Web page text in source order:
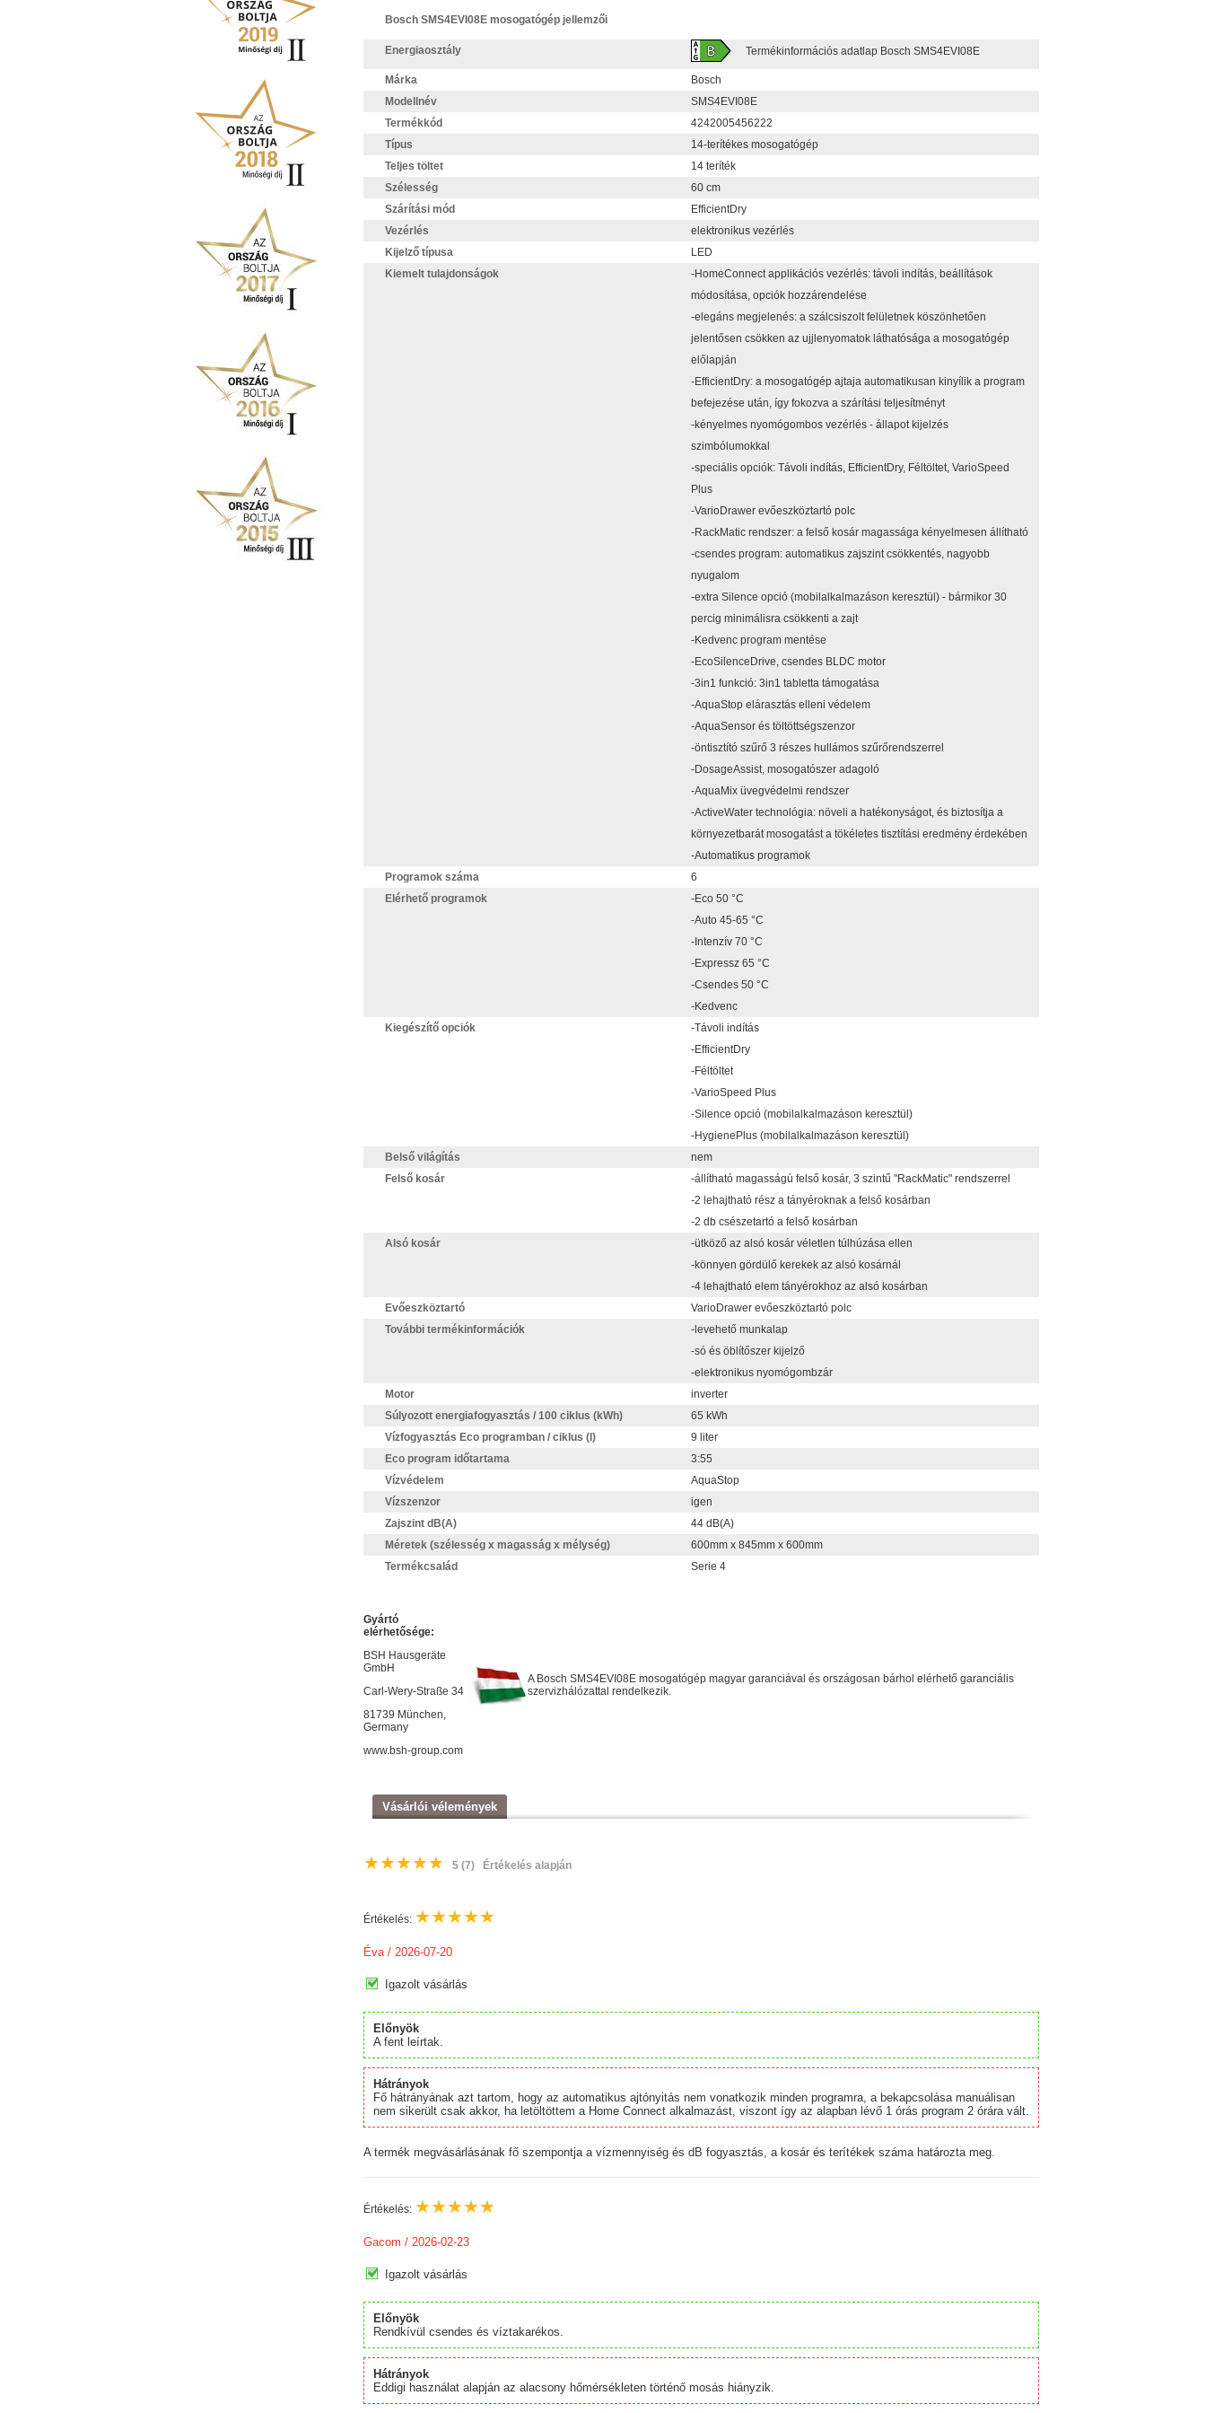
Bosch SMS4EVI08E mosogatógép jellemzői
Energiaosztály Termékinformációs adatlap Bosch SMS4EVI08E
Márka
Bosch
Modellnév
SMS4EVI08E
Termékkód
4242005456222
Típus
14-terítékes mosogatógép
Teljes töltet
14 teríték
Szélesség
60 cm
Szárítási mód
EfficientDry
Vezérlés
elektronikus vezérlés
Kijelző típusa
LED
Kiemelt tulajdonságok
-HomeConnect applikációs vezérlés: távoli indítás, beállítások
módosítása, opciók hozzárendelése
-elegáns megjelenés: a szálcsiszolt felületnek köszönhetően
jelentősen csökken az ujjlenyomatok láthatósága a mosogatógép
előlapján
-EfficientDry: a mosogatógép ajtaja automatikusan kinyílik a program
befejezése után, így fokozva a szárítási teljesítményt
-kényelmes nyomógombos vezérlés - állapot kijelzés
szimbólumokkal
-speciális opciók: Távoli indítás, EfficientDry, Féltöltet, VarioSpeed
Plus
-VarioDrawer evőeszköztartó polc
-RackMatic rendszer: a felső kosár magassága kényelmesen állítható
-csendes program: automatikus zajszint csökkentés, nagyobb
nyugalom
-extra Silence opció (mobilalkalmazáson keresztül) - bármikor 30
percig minimálisra csökkenti a zajt
-Kedvenc program mentése
-EcoSilenceDrive, csendes BLDC motor
-3in1 funkció: 3in1 tabletta támogatása
-AquaStop elárasztás elleni védelem
-AquaSensor és töltöttségszenzor
-öntisztító szűrő 3 részes hullámos szűrőrendszerrel
-DosageAssist, mosogatószer adagoló
-AquaMix üvegvédelmi rendszer
-ActiveWater technológia: növeli a hatékonyságot, és biztosítja a
környezetbarát mosogatást a tökéletes tisztítási eredmény érdekében
-Automatikus programok
Programok száma
6
Elérhető programok
-Eco 50 °C
-Auto 45-65 °C
-Intenzív 70 °C
-Expressz 65 °C
-Csendes 50 °C
-Kedvenc
Kiegészítő opciók
-Távoli indítás
-EfficientDry
-Féltöltet
-VarioSpeed Plus
-Silence opció (mobilalkalmazáson keresztül)
-HygienePlus (mobilalkalmazáson keresztül)
Belső világítás
nem
Felső kosár
-állítható magasságú felső kosár, 3 szintű "RackMatic" rendszerrel
-2 lehajtható rész a tányéroknak a felső kosárban
-2 db csészetartó a felső kosárban
Alsó kosár
-ütköző az alsó kosár véletlen túlhúzása ellen
-könnyen gördülő kerekek az alsó kosárnál
-4 lehajtható elem tányérokhoz az alsó kosárban
Evőeszköztartó
VarioDrawer evőeszköztartó polc
További termékinformációk
-levehető munkalap
-só és öblítőszer kijelző
-elektronikus nyomógombzár
Motor
inverter
Súlyozott energiafogyasztás / 100 ciklus (kWh)
65 kWh
Vízfogyasztás Eco programban / ciklus (l)
9 liter
Eco program időtartama
3:55
Vízvédelem
AquaStop
Vízszenzor
igen
Zajszint dB(A)
44 dB(A)
Méretek (szélesség x magasság x mélység)
600mm x 845mm x 600mm
Termékcsalád
Serie 4
Gyártó
elérhetősége:
BSH Hausgeräte
GmbH
Carl-Wery-Straße 34
81739 München,
Germany
www.bsh-group.com
A Bosch SMS4EVI08E mosogatógép magyar garanciával és országosan bárhol elérhető garanciális
szervizhálózattal rendelkezik.
Vásárlói vélemények
★★★★★ 5 (7)Értékelés alapján
Értékelés: ★★★★★
Éva/ 2026-07-20
Igazolt vásárlás
Előnyök
A fent leírtak.
Hátrányok
Fő hátrányának azt tartom, hogy az automatikus ajtónyitás nem vonatkozik minden programra, a bekapcsolása manuálisan
nem sikerült csak akkor, ha letöltöttem a Home Connect alkalmazást, viszont így az alapban lévő 1 órás program 2 órára vált.
A termék megvásárlásának fő szempontja a vízmennyiség és dB fogyasztás, a kosár és terítékek száma határozta meg.
Értékelés: ★★★★★
Gacom / 2026-02-23
Igazolt vásárlás
Előnyök
Rendkívül csendes és víztakarékos.
Hátrányok
Eddigi használat alapján az alacsony hőmérsékleten történő mosás hiányzik.